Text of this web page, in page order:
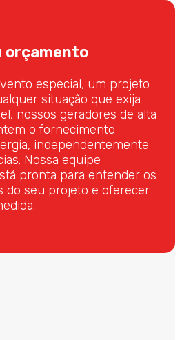
orçamento
especial, um projeto
situação que exija
nossos geradores de alta
o fornecimento
independentemente
Nossa equipe
pronta para entender os
do seu projeto e oferecer